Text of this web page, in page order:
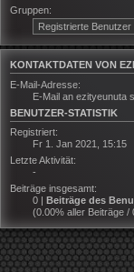
Gruppen:
KONTAKTDATEN VON
E-Mail-Adresse:
E-Mail an ezityeunuta
BENUTZER-STATISTIK
Registriert:
Fr 1. Jan 2021, 15:15
Letzte Aktivität:
-
Beiträge insgesamt:
0 | Beiträge des
(0.00% aller Beiträge /